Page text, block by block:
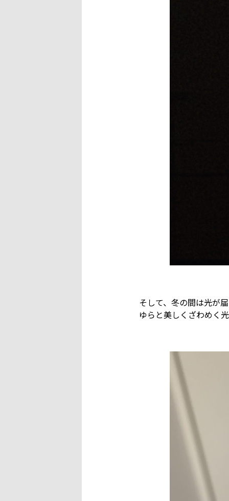
そして、冬の間は光が
ゆらと美しくざわめく